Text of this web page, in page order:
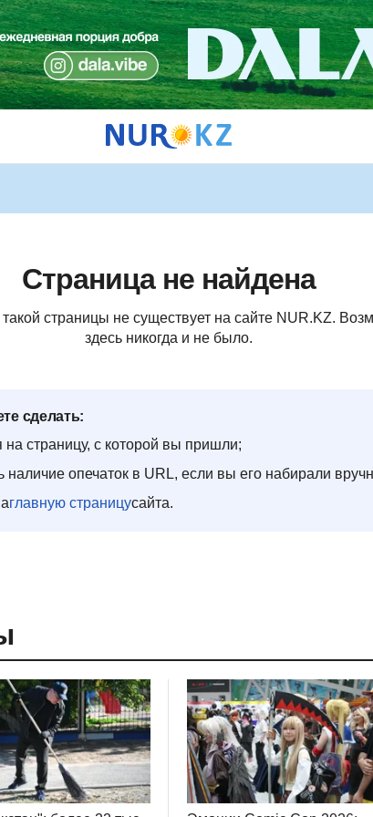
Страница не найдена
страницы не существует на сайте NUR.KZ.
здесь никогда и не было.
сделать:
на страницу, с которой вы пришли;
наличие опечаток в URL, если вы его набирали
главную страницусайта.